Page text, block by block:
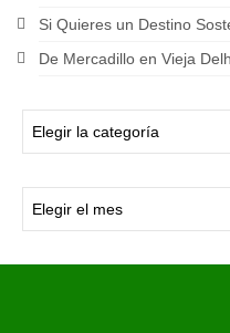
Si Quieres un Destino
De Mercadillo en Vieja